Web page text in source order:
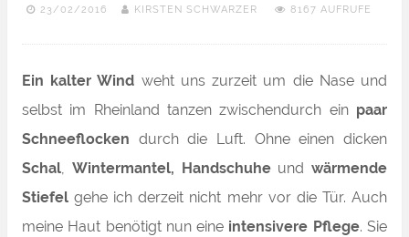
23/02/2016 KIRSTEN SCHWARZER 8167 AUFRUFE
Ein kalter Wind weht uns zurzeit um die Nase und
selbst im Rheinland tanzen zwischendurch ein paar
Schneeflocken durch die Luft. Ohneeinen dicken
Schal, Wintermantel, Handschuhe und wärmende
Stiefelgehe ich derzeit nicht mehr vor die Tür.Auch
meine Haut benötigt nun eine intensivere Pflege. Sie